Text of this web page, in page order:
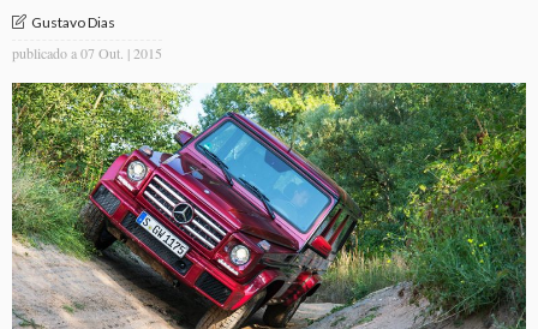
Gustavo Dias
publicado a07 Out. | 2015